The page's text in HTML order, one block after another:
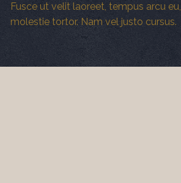
Fusce ut velit laoreet, tempus arcu eu,
molestie tortor. Nam vel justo cursus.